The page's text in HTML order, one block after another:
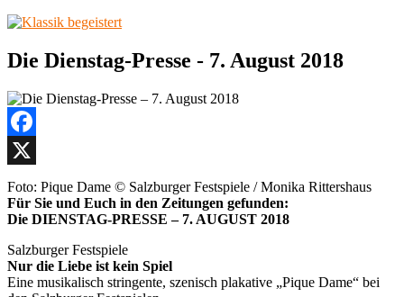
Die Dienstag-Presse - 7. August 2018
Facebook
X
Foto: Pique Dame © Salzburger Festspiele / Monika Rittershaus
Für Sie und Euch in den Zeitungen gefunden:
Die DIENSTAG-PRESSE – 7. AUGUST 2018
Salzburger Festspiele
Nur die Liebe ist kein Spiel
Eine musikalisch stringente, szenisch plakative „Pique Dame“ bei